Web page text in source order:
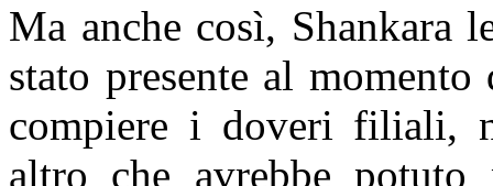
Ma anche così, Shankara
stato presente al
compiere i doveri filiali,
altro che avrebbe potuto